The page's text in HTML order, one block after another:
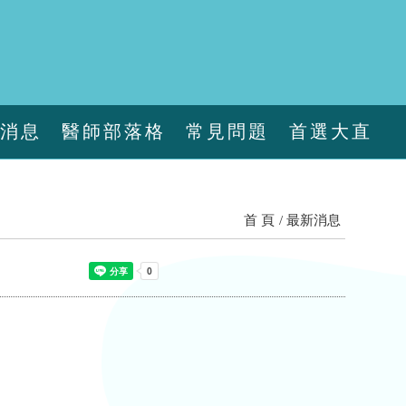
息 醫師部落格 常見問題 首選大直
首 頁 最新消息